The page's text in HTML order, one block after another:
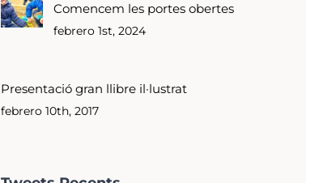
Comencem les portes obertes
febrero 1st, 2024
Presentació gran llibre il·lustrat
febrero 10th, 2017